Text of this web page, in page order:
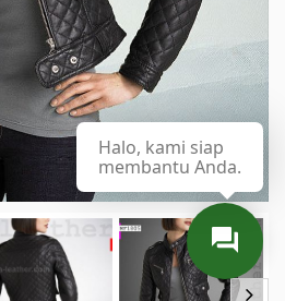
Halo, kami siap
membantu Anda.